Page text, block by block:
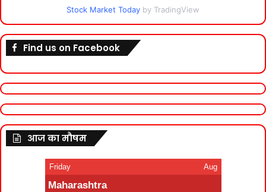
Stock Market Today by TradingView
Find us on Facebook
आज का मौषम
Friday Aug
Maharashtra